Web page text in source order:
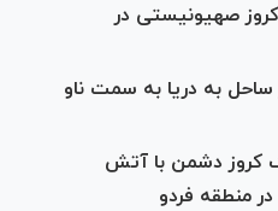
کروز صهیونیستی در
به دریا به سمت ناو
کروز دشمن با آتش
منطقه فردو